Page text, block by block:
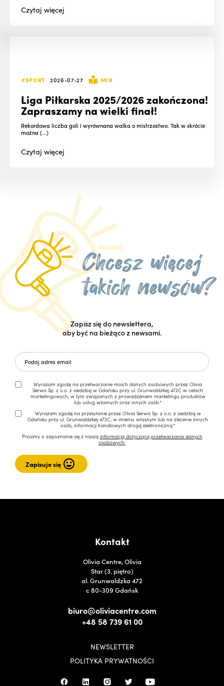
Czytajwięcej
#SPORT 2026-07-27 MIN
Liga Piłkarska 2025/2026 zakończona!
Zapraszamy na wielki finał!
Rekordowa liczba goli i wyrównana walka o mistrzostwo. Tak w skrócie
można (...)
Czytajwięcej
Zapisz się do newslettera,
aby być na bieżąco z newsami.
Wyrażam zgodę na przetwarzanie moich danych osobowych przez Olivia
Serwis Sp. z o.o. z siedzibą w Gdańsku przy ul. Grunwaldzkiej 472C w celach
marketingowych, w tym związanych z prowadzeniem marketingu produktów
lub usług własnych oraz innych osób.*
Wyrażam zgodę na przesyłanie przez Olivia Serwis Sp. z o.o. z siedzibą w
Gdańsku przy ul. Grunwaldzkiej 472C, w imieniu własnym lub na zlecenie innych
osób, informacji handlowych drogą elektroniczną.*
Prosimy o zapoznanie się z naszą informacją dotyczącą przetwarzania danych
osobowych.
Kontakt
Olivia Centre, Olivia
Star (3. piętro)
al. Grunwaldzka 472
c 80-309 Gdańsk
biuro@oliviacentre.com
+48 58 739 61 00
NEWSLETTER
POLITYKA PRYWATNOŚCI